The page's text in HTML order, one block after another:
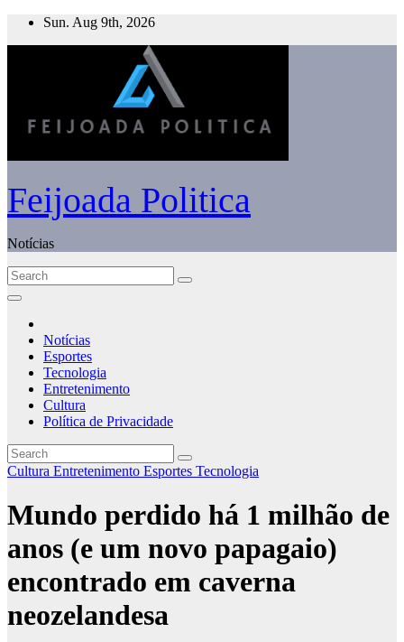
Skip
Sun. Aug 9th, 2026
Feijoada Politica
Notícias
Notícias
Esportes
Tecnologia
Entretenimento
Cultura
Política de Privacidade
Cultura Entretenimento Esportes Tecnologia
Mundo perdido há 1 milhão de
anos (e um novo papagaio)
encontrado em caverna
neozelandesa